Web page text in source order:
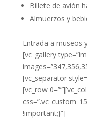
Billete de avión
Almuerzos y
Entrada a museos
[vc_gallery
[vc_separator
[vc_row
!important;}”]